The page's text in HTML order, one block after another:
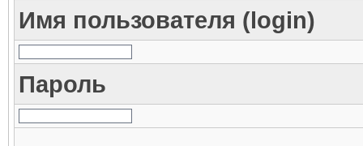
Имя пользователя (login)
Пароль